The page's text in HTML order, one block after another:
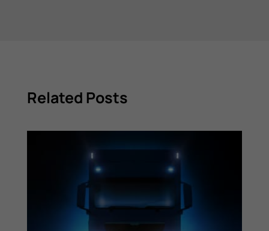
Related Posts